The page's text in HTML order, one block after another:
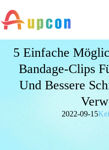
5 Einfache
Bandage-Clips
Und Bessere
2022-09-15